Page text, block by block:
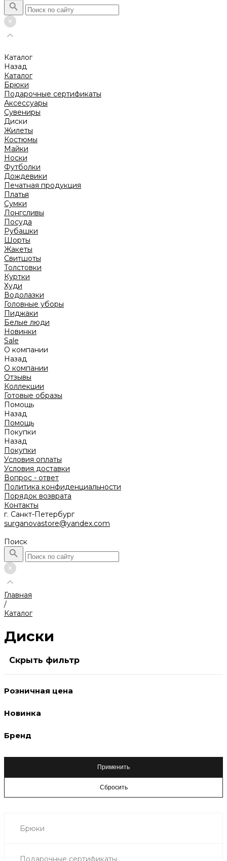
Каталог
Назад
Каталог
Брюки
Подарочные сертификаты
Аксессуары
Сувениры
Диски
Жилеты
Костюмы
Майки
Носки
Футболки
Дождевики
Печатная продукция
Платья
Сумки
Лонгсливы
Посуда
Рубашки
Шорты
Жакеты
Свитшоты
Толстовки
Куртки
Худи
Водолазки
Головные уборы
Пиджаки
Белые люди
Новинки
Sale
О компании
Назад
О компании
Отзывы
Коллекции
Готовые образы
Помощь
Назад
Помощь
Покупки
Назад
Покупки
Условия оплаты
Условия доставки
Вопрос - ответ
Политика конфиденциальности
Порядок возврата
Контакты
г. Санкт-Петербург
surganovastore@yandex.com
Поиск
Главная
/
Каталог
Диски
Скрыть фильтр
Розничная цена
Новинка
Бренд
Брюки
Подарочные сертификаты